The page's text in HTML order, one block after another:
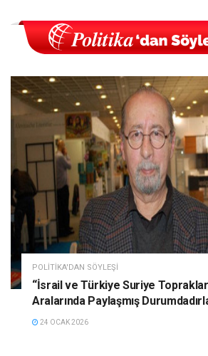
POLITIKA'DAN SÖYLEŞI
“İsrail ve Türkiye Suriye
Aralarında Paylaşmış
24 OCAK 2026